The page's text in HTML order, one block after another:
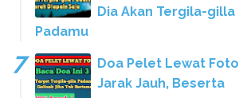
Dia Akan Tergila-gilla
Padamu
Doa Pelet Lewat Foto
Jarak Jauh, Beserta